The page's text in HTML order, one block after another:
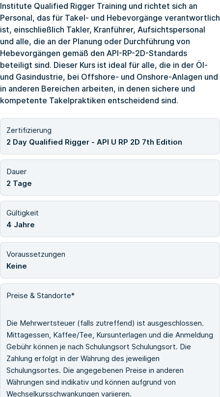
Institute Qualified Rigger Training und richtet sich an
Personal, das für Takel- und Hebevorgänge verantwortlich
ist, einschließlich Takler, Kranführer, Aufsichtspersonal
und alle, die an der Planung oder Durchführung von
Hebevorgängen gemäß den API-RP-2D-Standards
beteiligt sind. Dieser Kurs ist ideal für alle, die in der Öl-
und Gasindustrie, bei Offshore- und Onshore-Anlagen und
in anderen Bereichen arbeiten, in denen sichere und
kompetente Takelpraktiken entscheidend sind.
Zertifizierung
2 Day Qualified Rigger - API U RP 2D 7th Edition
Dauer
2 Tage
Gültigkeit
4 Jahre
Voraussetzungen
Keine
Preise & Standorte*
Die Mehrwertsteuer (falls zutreffend) ist ausgeschlossen.
Mittagessen, Kaffee/Tee, Kursunterlagen und die Anmeldung
Gebühr können je nach Schulungsort Schulungsort. Die
Zahlung erfolgt in der Währung des jeweiligen
Schulungsortes. Die angegebenen Preise in anderen
Währungen sind indikativ und können aufgrund von
Wechselkursschwankungen variieren.